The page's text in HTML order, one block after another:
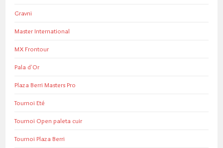
Gravni
Master International
MX Frontour
Pala d'Or
Plaza Berri Masters Pro
Tournoi Eté
Tournoi Open paleta cuir
Tournoi Plaza Berri